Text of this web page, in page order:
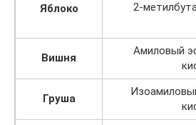
Яблоко
2-
Вишня
Амиловый
Груша